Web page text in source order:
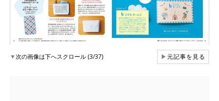
▼次の画像は下へスクロール (3/37) ▶元記事を見る